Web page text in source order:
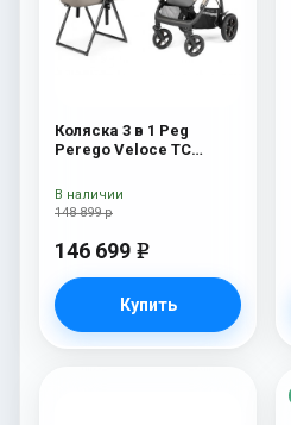
Коляска 3 в 1 Peg
Perego Veloce TC
New
148 899 р
146 699 e
Купить
В наличии